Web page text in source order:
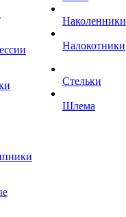
Наколенники
Налокотники
Стельки
Шлема